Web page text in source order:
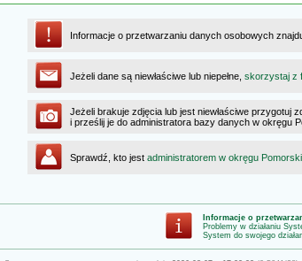
Informacje o przetwarzaniu danych osobowych
Jeżeli dane są niewłaściwe lub niepełne, skorzystaj z
Jeżeli brakuje zdjęcia lub jest niewłaściwe przygotuj
i prześlij je do administratora bazy danych w okręgu
Sprawdź, kto jest administratorem w okręgu
Informacje o
Problemy w działaniu
System do swojego